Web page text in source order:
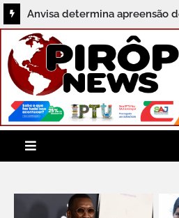
Anvisa determina apreensão
sal vendidas irregularmente